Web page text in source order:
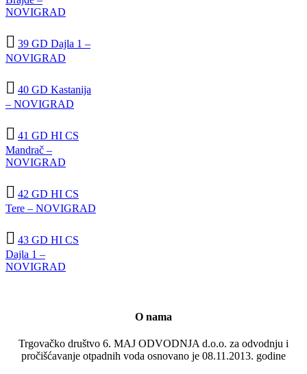
NOVIGRAD
 39 GD Dajla 1 –
NOVIGRAD
 40 GD Kastanija
– NOVIGRAD
 41 GD HI CS
Mandrač –
NOVIGRAD
 42 GD HI CS
Tere – NOVIGRAD
 43 GD HI CS
Dajla 1 –
NOVIGRAD
O nama
Trgovačko društvo 6. MAJ ODVODNJA d.o.o. za odvodnju i
pročišćavanje otpadnih voda osnovano je 08.11.2013. godine